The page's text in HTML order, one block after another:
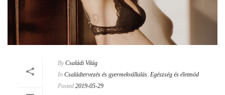
By Családi Világ
In Családtervezés és gyermekvállalás, Egészség és életmód
Posted 2019-05-29